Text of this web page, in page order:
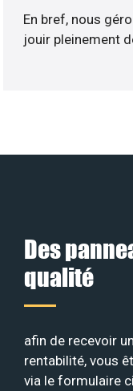
En bref, nous
jouir pleinement
Des
qualité
afin de recevoir
rentabilité, vous
via le formulaire